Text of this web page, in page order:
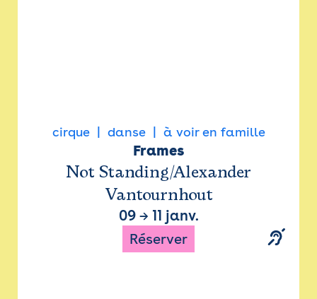
cirque danse à voir en famille
Frames
Not Standing/Alexander
Vantournhout
09→ 11 janv.
Réserver